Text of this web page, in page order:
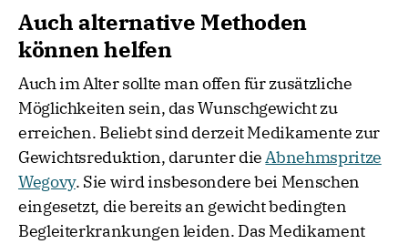
Auch alternative Methoden
können helfen
Auch im Alter sollte man offen für zusätzliche
Möglichkeiten sein, das Wunschgewicht zu
erreichen. Beliebt sind derzeit Medikamente zur
Gewichtsreduktion, darunter dieAbnehmspritze
Wegovy. Sie wird insbesondere bei Menschen
eingesetzt, die bereits an gewicht bedingten
Begleiterkrankungen leiden. Das Medikament